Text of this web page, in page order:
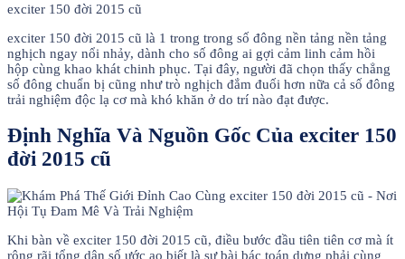
exciter 150 đời 2015 cũ
exciter 150 đời 2015 cũ là 1 trong trong số đông nền tảng nền tảng
nghịch ngay nổi nhảy, dành cho số đông ai gợi cảm linh cảm hồi
hộp cùng khao khát chinh phục. Tại đây, người đã chọn thấy chẳng
số đông chuẩn bị cũng như trò nghịch đắm đuối hơn nữa cả số đông
trải nghiệm độc lạ cơ mà khó khăn ở do trí nào đạt được.
Định Nghĩa Và Nguồn Gốc Của exciter 150
đời 2015 cũ
Khi bàn về exciter 150 đời 2015 cũ, điều bước đầu tiên tiên cơ mà ít
rộng rãi tổng dân số ước ao biết là sự bài bác toán dựng phải cùng